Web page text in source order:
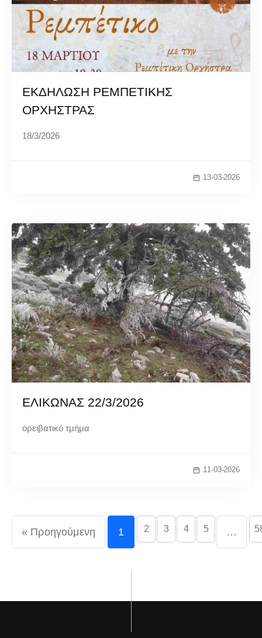
ΕΚΔΗΛΩΣΗ ΡΕΜΠΕΤΙΚΗΣ
ΟΡΧΗΣΤΡΑΣ
18/3/2026
13-03-2026
ΕΛΙΚΩΝΑΣ 22/3/2026
ορειβατικό τμήμα
11-03-2026
« Προηγούμενη 1 2 3 4 5 …